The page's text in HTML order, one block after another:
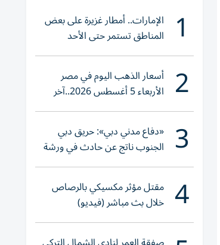
1 الإمارات.. أمطار غزيرة على بعض
المناطق تستمر حتى الأحد
2 أسعار الذهب اليوم في مصر
الأربعاء 5 أغسطس 2026..آخر
تحديث لعيار 21
3 «دفاع مدني دبي»: حريق دبي
الجنوب ناتج عن حادث في ورشة
ولا إصابات
4 مقتل مؤثر مكسيكي بالرصاص
خلال بث مباشر (فيديو)